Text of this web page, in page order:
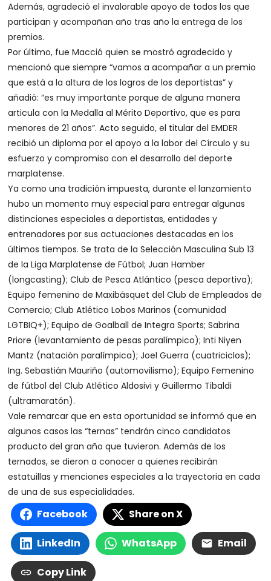
Además, agradeció el invalorable apoyo de todos los que
participan y acompañan año tras año la entrega de los
premios.
Por último, fue Macció quien se mostró agradecido y
mencionó que siempre “vamos a acompañar a un premio
que está a la altura de los logros de los deportistas” y
añadió: “es muy importante porque de alguna manera
articula con la Medalla al Mérito Deportivo, que es para
menores de 21 años”. Acto seguido, el titular del EMDER
recibió un diploma por el apoyo a la labor del Círculo y su
esfuerzo y compromiso con el desarrollo del deporte
marplatense.
Ya como una tradición impuesta, durante el lanzamiento
hubo un momento muy especial para entregar algunas
distinciones especiales a deportistas, entidades y
entrenadores por sus actuaciones destacadas en los
últimos tiempos. Se trata de la Selección Masculina Sub 13
de la Liga Marplatense de Fútbol; Juan Hamber
(longcasting); Club de Pesca Atlántico (pesca deportiva);
Equipo femenino de Maxibásquet del Club de Empleados de
Comercio; Club Atlético Lobos Marinos (comunidad
LGTBIQ+); Equipo de Goalball de Integra Sports; Sabrina
Priore (levantamiento de pesas paralímpico); Inti Niyen
Mantz (natación paralímpica); Joel Guerra (cuatriciclos);
Ing. Sebastián Mauriño (automovilismo); Equipo Femenino
de fútbol del Club Atlético Aldosivi y Guillermo Tibaldi
(ultramaratón).
Vale remarcar que en esta oportunidad se informó que en
algunos casos las “ternas” tendrán cinco candidatos
producto del gran año que tuvieron. Además de los
ternados, se dieron a conocer a quienes recibirán
estatuillas y menciones especiales a la trayectoria en cada
de una de sus especialidades.
Facebook Share on X
LinkedIn WhatsApp Email
Copy Link